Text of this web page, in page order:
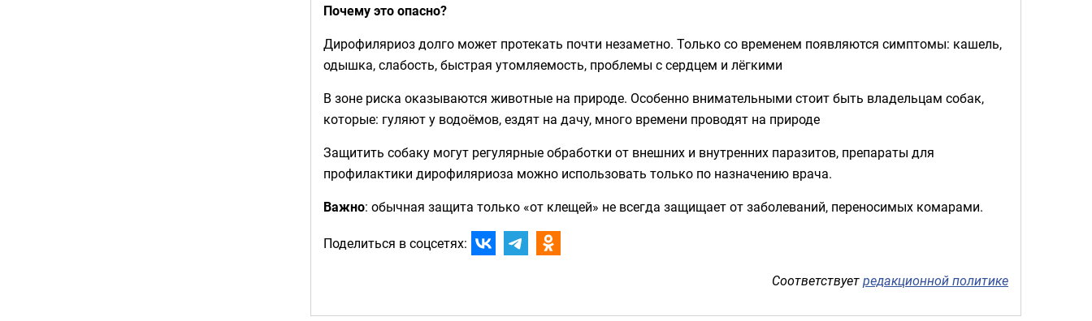
Почему это опасно?
Дирофиляриоз долго может протекать почти незаметно. Только со временем появляются симптомы: кашель,
одышка, слабость, быстрая утомляемость, проблемы с сердцем и лёгкими
В зоне риска оказываются животные на природе. Особенно внимательными стоит быть владельцам собак,
которые: гуляют у водоёмов, ездят на дачу, много времени проводят на природе
Защитить собаку могут регулярные обработки от внешних и внутренних паразитов, препараты для
профилактики дирофиляриоза можно использовать только по назначению врача.
Важно: обычная защита только «от клещей» не всегда защищает от заболеваний, переносимых комарами.
Поделиться в соцсетях:
Соответствуетредакционной политике